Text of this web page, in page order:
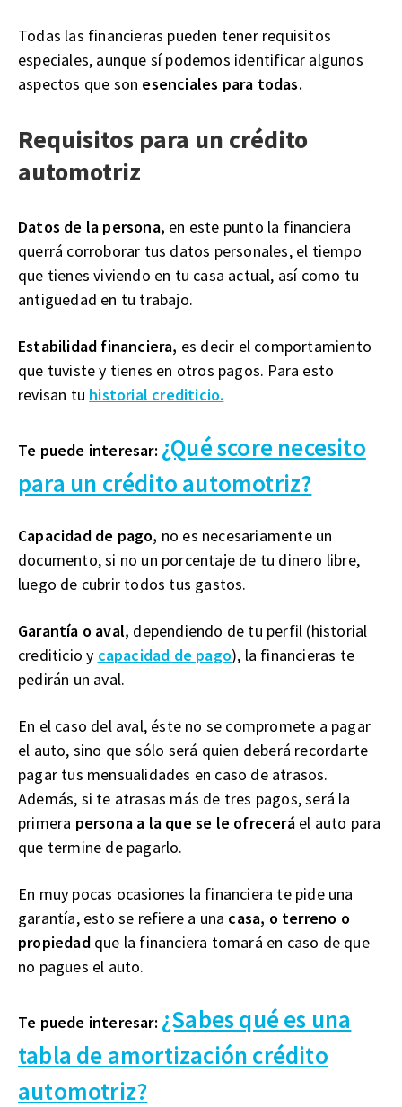
Todas las financieras pueden tener requisitos
especiales, aunque sí podemos identificar algunos
aspectos que son esenciales para todas.
Requisitos para un crédito
automotriz
Datos de la persona, en este punto la financiera
querrá corroborar tus datos personales, el tiempo
que tienes viviendo en tu casa actual, así como tu
antigüedad en tu trabajo.
Estabilidad financiera, es decir el comportamiento
que tuviste y tienes en otros pagos. Para esto
revisan tu historial crediticio.
Te puede interesar: ¿Qué score necesito
para un crédito automotriz?
Capacidad de pago, no es necesariamente un
documento, si no un porcentaje de tu dinero libre,
luego de cubrir todos tus gastos.
Garantía o aval, dependiendo de tu perfil (historial
crediticio y capacidad de pago), la financieras te
pedirán un aval.
En el caso del aval, éste no se compromete a pagar
el auto, sino que sólo será quien deberá recordarte
pagar tus mensualidades en caso de atrasos.
Además, si te atrasas más de tres pagos, será la
primera persona a la que se le ofreceráel auto para
que termine de pagarlo.
En muy pocas ocasiones la financiera te pide una
garantía, esto se refiere a una casa, o terreno o
propiedadque la financiera tomará en caso de que
no pagues el auto.
Te puede interesar: ¿Sabes qué es una
tabla de amortización crédito
automotriz?